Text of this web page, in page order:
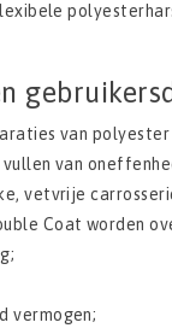
van
van
vetvrije
Coat worden
vermogen;